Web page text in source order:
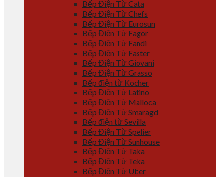
Bếp Điện Từ Cata
Bếp Điện Từ Chefs
Bếp Điện Từ Eurosun
Bếp Điện Từ Fagor
Bếp Điện Từ Fandi
Bếp Điện Từ Faster
Bếp Điện Từ Giovani
Bếp Điện Từ Grasso
Bếp điện từ Kocher
Bếp Điện Từ Latino
Bếp Điện Từ Malloca
Bếp Điện Từ Smaragd
Bếp điện từ Sevilla
Bếp Điện Từ Spelier
Bếp Điện Từ Sunhouse
Bếp Điện Từ Taka
Bếp Điện Từ Teka
Bếp Điện Từ Uber